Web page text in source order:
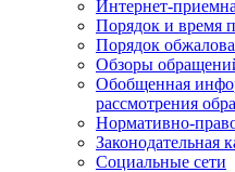
Интернет-
Порядок и время
Порядок
Обзоры
Обобщенная
рассмотрения
Нормативно-
Законодательная
Социальные сети